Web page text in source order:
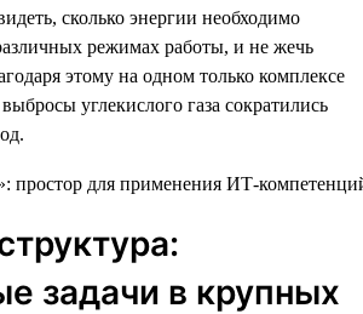
сколько энергии необходимо
режимах работы, и не жечь
этому на одном только комплексе
углекислого газа сократились
задачи в крупных